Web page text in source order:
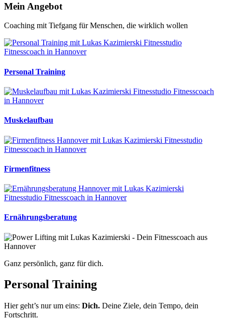
Mein Angebot
Coaching mit Tiefgang für Menschen, die wirklich wollen
Personal Training
Muskelaufbau
Firmenfitness
Ernährungsberatung
Ganz persönlich, ganz für dich.
Personal Training
Hier geht’s nur um eins: Dich. Deine Ziele, dein Tempo, dein
Fortschritt.